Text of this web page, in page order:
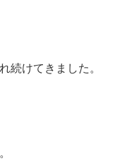
続けてきました。